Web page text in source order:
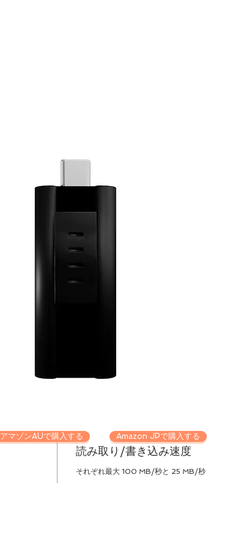
読み取り/書き込み速度
それぞれ最大 100 MB/秒と 25 MB/秒
アマゾンAUで購入する Amazon JPで購入する